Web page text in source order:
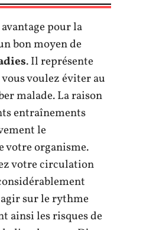
pour la
bon moyen de
. Il représente
voulez éviter au
malade. La raison
entraînements
le
votre organisme.
votre circulation
sur le rythme
ainsi les risques de